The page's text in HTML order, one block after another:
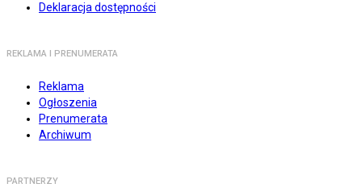
Deklaracja dostępności
REKLAMA I PRENUMERATA
Reklama
Ogłoszenia
Prenumerata
Archiwum
PARTNERZY